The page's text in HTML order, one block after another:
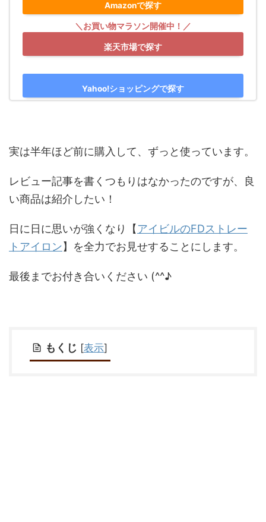
Amazonで探す
楽天市場で探す
Yahoo!ショッピングで探す
実は半年ほど前に購入して、ずっと使っています。
レビュー記事を書くつもりはなかったのですが、良
い商品は紹介したい！
日に日に思いが強くなり【アイビルのFDストレー
トアイロン】を全力でお見せすることにします。
最後までお付き合いください (^^♪
もくじ [表示]